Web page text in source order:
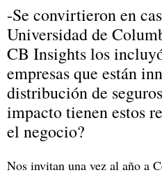
-Se convirtieron en
Universidad de
CB Insights los
empresas que están
distribución de
impacto tienen estos
el negocio?
Nos invitan una vez al año a